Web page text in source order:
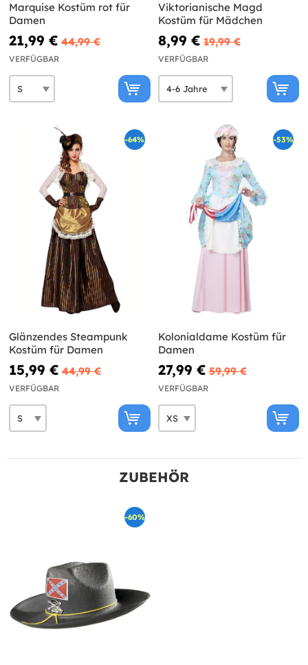
Marquise Kostüm rot für
Damen
21,99 € 44,99 €
VERFÜGBAR
Viktorianische Magd
Kostüm für Mädchen
8,99 € 19,99 €
VERFÜGBAR
-64%
Glänzendes Steampunk
Kostüm für Damen
15,99 € 44,99 €
VERFÜGBAR
-53%
Kolonialdame Kostüm für
Damen
27,99 € 59,99 €
VERFÜGBAR
ZUBEHÖR
-60%